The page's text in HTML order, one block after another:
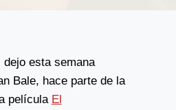
esta semana
Bale, hace parte de la
película El